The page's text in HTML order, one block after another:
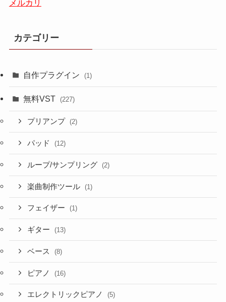
メルカリ
カテゴリー
自作プラグイン (1)
無料VST (227)
プリアンプ (2)
パッド (12)
ループ/サンプリング (2)
楽曲制作ツール (1)
フェイザー (1)
ギター (13)
ベース (8)
ピアノ (16)
エレクトリックピアノ (5)